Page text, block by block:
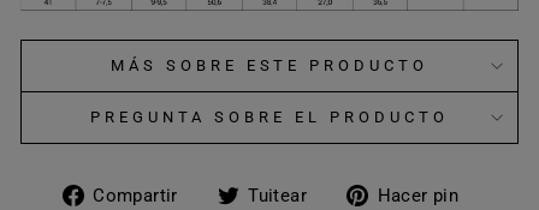
MÁS SOBRE ESTE PRODUCTO
PREGUNTA SOBRE EL PRODUCTO
Compartir
Compartir
Tuitear
TuitearHacer pin